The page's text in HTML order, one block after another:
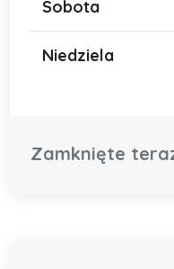
Sobota
Niedziela
Zamknięte